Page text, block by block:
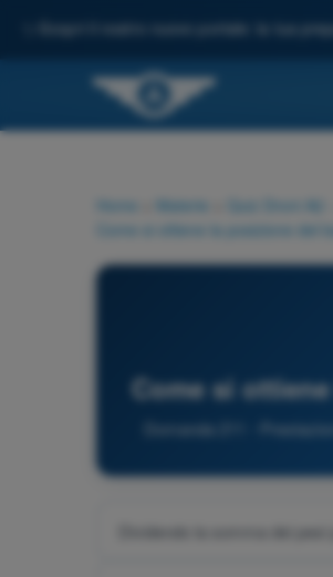
Scopri il nostro nuovo portale: la tua
Home Materie Quiz Droni
Come si
Domanda 211 -
Dividendo la somma dei